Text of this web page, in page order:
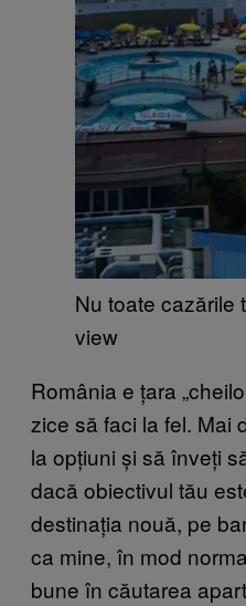
Nu toate cazările
view
România e țara
zice să faci la fel. Mai
la opțiuni și să înveți
dacă obiectivul tău
destinația nouă, pe
ca mine, în mod
bune în căutarea